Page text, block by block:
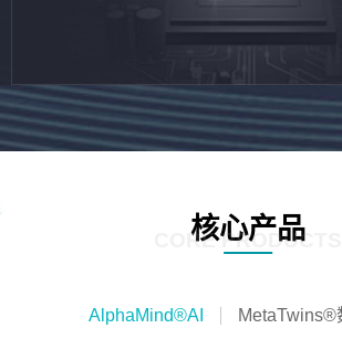
核心产品
CORE PRODUCTS
AlphaMind®AI MetaTwins®